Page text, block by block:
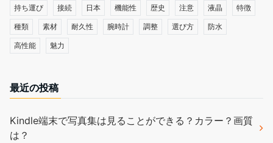
持ち運び 接続 日本 機能性 歴史 注意 液晶 特徴
種類 素材 耐久性 腕時計 調整 選び方 防水
高性能 魅力
最近の投稿
Kindle端末で写真集は見ることができる？カラー？画質
は？